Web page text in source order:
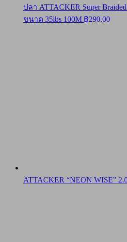
ปลา ATTACKER Super
ขนาด 35lbs 100M ฿290.00
ATTACKER “NEON WISE”